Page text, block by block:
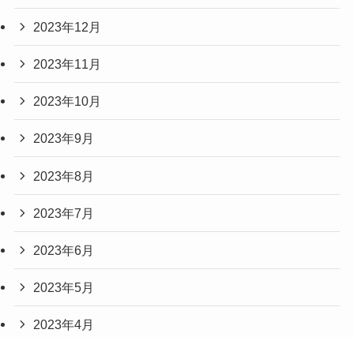
2023年12月
2023年11月
2023年10月
2023年9月
2023年8月
2023年7月
2023年6月
2023年5月
2023年4月